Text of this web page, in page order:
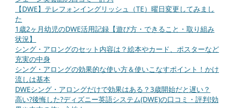
【DWE】テレフォンイングリッシュ（TE）曜日変更してみまし
た
1歳2ヶ月幼児のDWE活用記録【遊び方・できること・取り組み
状況】
シング・アロングのセット内容は？絵本やカード、ポスターなど
充実の中身
シング・アロングの効果的な使い方＆使いこなすポイント！かけ
流しは基本
DWEシング・アロングだけで効果はある？3歳開始だと遅い？
高い?後悔した?ディズニー英語システム(DWE)の口コミ・評判!効